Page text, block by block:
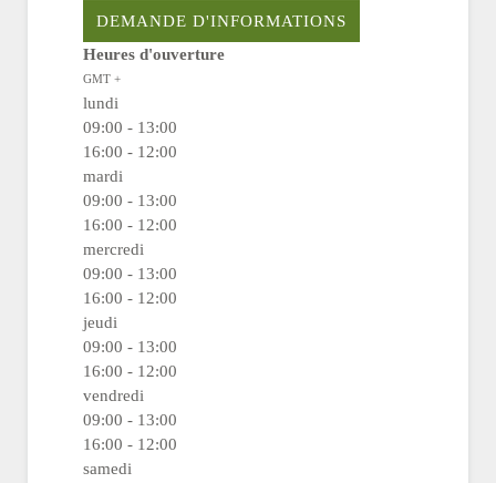
DEMANDE D'INFORMATIONS
Heures d'ouverture
GMT +
lundi
09:00 - 13:00
16:00 - 12:00
mardi
09:00 - 13:00
16:00 - 12:00
mercredi
09:00 - 13:00
16:00 - 12:00
jeudi
09:00 - 13:00
16:00 - 12:00
vendredi
09:00 - 13:00
16:00 - 12:00
samedi